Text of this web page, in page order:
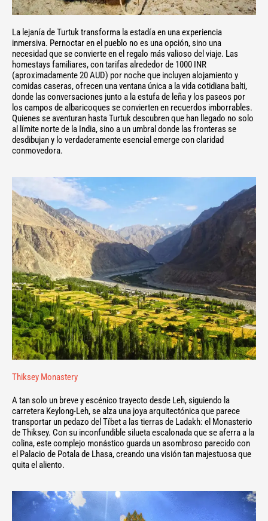
La lejanía de Turtuk transforma la estadía en una experiencia
inmersiva. Pernoctar en el pueblo no es una opción, sino una
necesidad que se convierte en el regalo más valioso del viaje. Las
homestays familiares, con tarifas alrededor de 1000 INR
(aproximadamente 20 AUD) por noche que incluyen alojamiento y
comidas caseras, ofrecen una ventana única a la vida cotidiana balti,
donde las conversaciones junto a la estufa de leña y los paseos por
los campos de albaricoques se convierten en recuerdos imborrables.
Quienes se aventuran hasta Turtuk descubren que han llegado no solo
al límite norte de la India, sino a un umbral donde las fronteras se
desdibujan y lo verdaderamente esencial emerge con claridad
conmovedora.
Thiksey Monastery
A tan solo un breve y escénico trayecto desde Leh, siguiendo la
carretera Keylong-Leh, se alza una joya arquitectónica que parece
transportar un pedazo del Tíbet a las tierras de Ladakh: el Monasterio
de Thiksey. Con su inconfundible silueta escalonada que se aferra a la
colina, este complejo monástico guarda un asombroso parecido con
el Palacio de Potala de Lhasa, creando una visión tan majestuosa que
quita el aliento.